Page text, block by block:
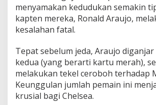
menyamakan kedudukan semakin
kapten mereka, Ronald Araujo,
kesalahan fatal.
Tepat sebelum jeda, Araujo
kedua (yang berarti kartu merah),
melakukan tekel ceroboh terhadap
Keunggulan jumlah pemain ini
krusial bagi Chelsea.